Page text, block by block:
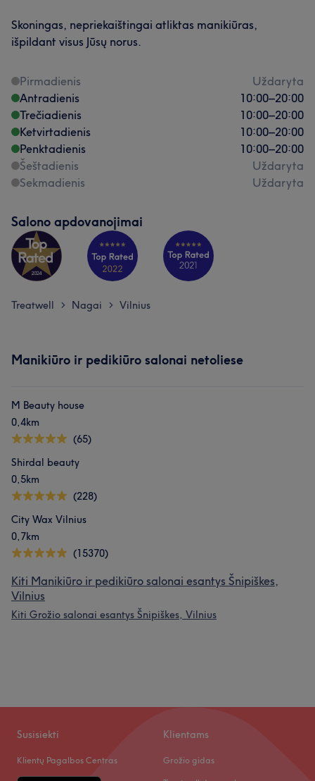
Skoningas, nepriekaištingai atliktas manikiūras,
išpildant visus Jūsų norus.
Pirmadienis
Uždaryta
Antradienis
10:00–20:00
Trečiadienis
10:00–20:00
Ketvirtadienis
10:00–20:00
Penktadienis
10:00–20:00
Šeštadienis
Uždaryta
Sekmadienis
Uždaryta
Salono apdovanojimai
Treatwell > Nagai > Vilnius
Manikiūro ir pedikiūro salonai netoliese
M Beauty house
0,4km
(65)
Shirdal beauty
0,5km
(228)
City Wax Vilnius
0,7km
(15370)
Kiti Manikiūro ir pedikiūro salonai esantys Šnipiškes,
Vilnius
Kiti Grožio salonai esantys Šnipiškes, Vilnius
Susisiekti
Klientų Pagalbos Centras
Klientams
Grožio gidas